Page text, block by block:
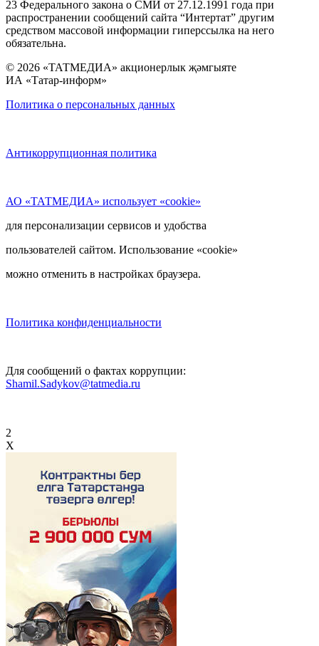
23 Федерального закона о СМИ от 27.12.1991 года при
распространении сообщений сайта “Интертат” другим
средством массовой информации гиперссылка на него
обязательна.
© 2026 «ТАТМЕДИА» акционерлык җәмгыяте
ИА «Татар-информ»
Политика о персональных данных
Антикоррупционная политика
АО «ТАТМЕДИА» использует «cookie»
для персонализации сервисов и удобства
пользователей сайтом. Использование «cookie»
можно отменить в настройках браузера.
Политика конфиденциальности
Для сообщений о фактах коррупции:
Shamil.Sadykov@tatmedia.ru
2
X